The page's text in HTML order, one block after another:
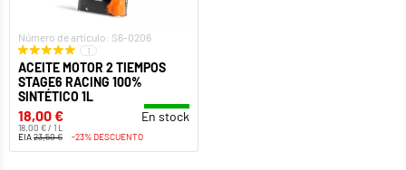
Número de artículo: S6-0206
1
ACEITE MOTOR 2 TIEMPOS
STAGE6 RACING 100%
SINTÉTICO 1L
18,00 €
18,00 € / 1 L
En stock
EIA23,50 € -23% DESCUENTO